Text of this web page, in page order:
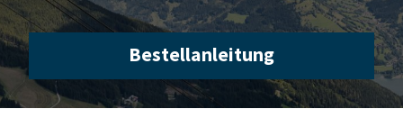
Bestellanleitung